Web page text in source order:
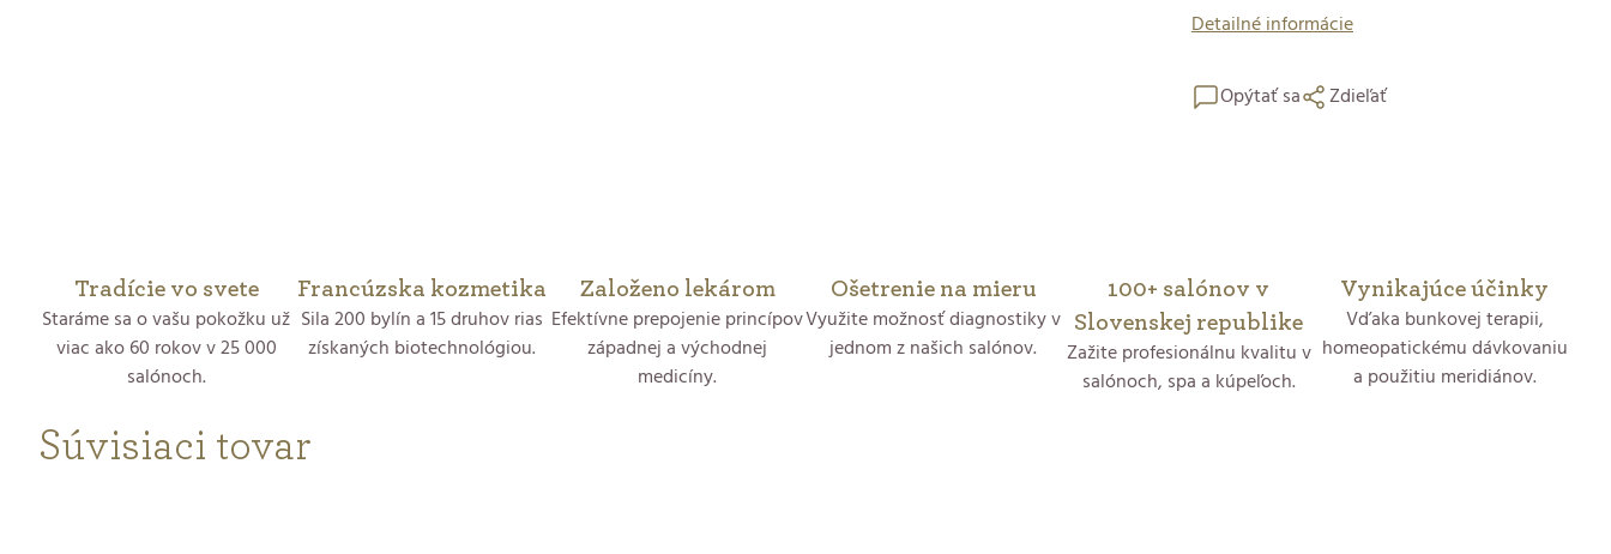
Detailné informácie
Opýtať sa Zdieľať
Tradície vo svete
Staráme sa o vašu pokožku už
viac ako 60 rokov v 25 000
salónoch.
Francúzska kozmetika
Sila 200 bylín a 15 druhov rias
získaných biotechnológiou.
Založeno lekárom
Efektívne prepojenie princípov
západnej a východnej
medicíny.
Ošetrenie na mieru
Využite možnosť diagnostiky v
jednom z našich salónov.
100+ salónov v
Slovenskej republike
Zažite profesionálnu kvalitu v
salónoch, spa a kúpeľoch.
Vynikajúce účinky
Vďaka bunkovej terapii,
homeopatickému dávkovaniu
a použitiu meridiánov.
Súvisiaci tovar